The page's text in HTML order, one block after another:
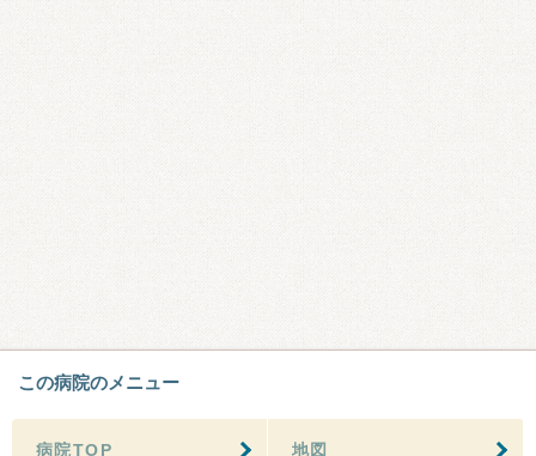
この病院のメニュー
病院TOP 地図